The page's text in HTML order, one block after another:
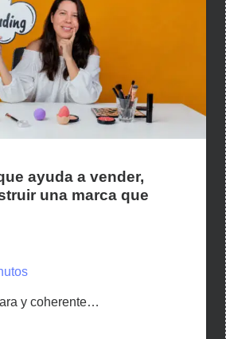
ayuda a vender,
una marca que
y coherente…